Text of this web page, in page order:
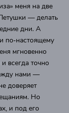
меня на две
— делать
дни. А
по‑настоящему
мгновенно
всегда точно
нами —
доверяет
Но
и под его